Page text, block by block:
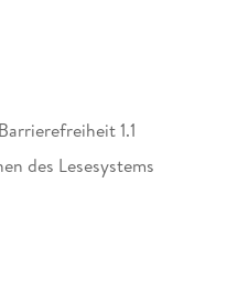
Rings, 03
1.1
des Lesesystems